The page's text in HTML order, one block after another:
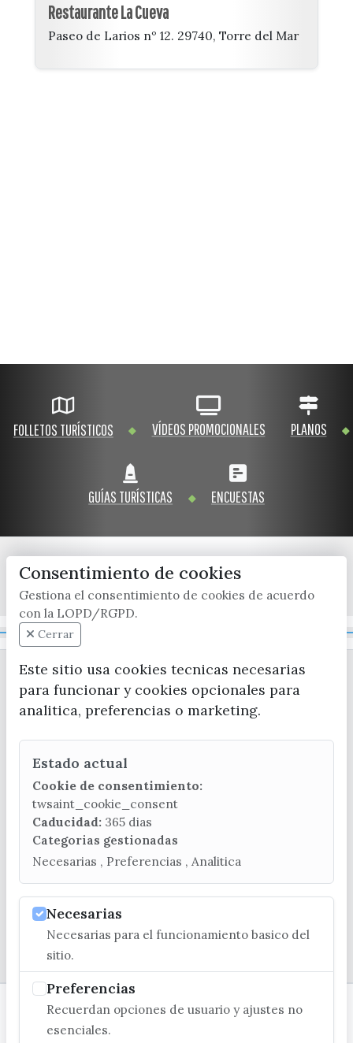
Restaurante La Cueva
Paseo de Larios nº 12. 29740, Torre del Mar
FOLLETOS TURÍSTICOS VÍDEOS PROMOCIONALES PLANOS
GUÍAS TURÍSTICAS ENCUESTAS
x / twitter facebook youtube instagram
CONTACTA CON LA OFICINA DE TURISMO
(+34) 952 541 104
turismo@velezmalaga.es
C/ Poniente, 2. CP 29740 - Torre del Mar
Consentimiento de cookies
Gestiona el consentimiento de cookies de acuerdo
con la LOPD/RGPD.
Cerrar
Este sitio usa cookies tecnicas necesarias
para funcionar y cookies opcionales para
analitica, preferencias o marketing.
Estado actual
Cookie de consentimiento:
twsaint_cookie_consent
Caducidad: 365 dias
Categorias gestionadas
Necesarias , Preferencias , Analitica
Necesarias
Necesarias para el funcionamiento basico del
sitio.
Preferencias
Recuerdan opciones de usuario y ajustes no
esenciales.